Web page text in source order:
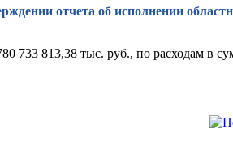
отчета об исполнении
733 813,38 тыс. руб., по расходам в